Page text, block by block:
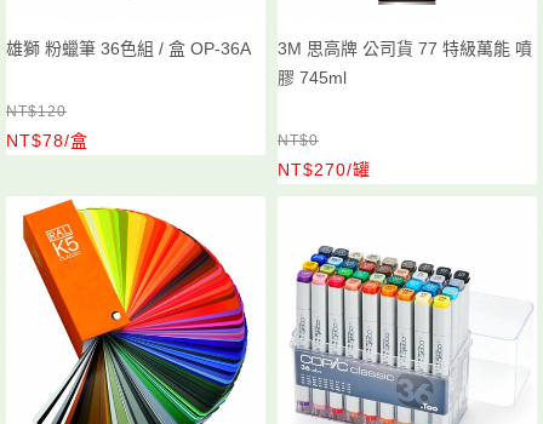
雄獅 粉蠟筆 36色組 / 盒 OP-36A
NT$120
NT$78/盒
3M 思高牌 公司貨 77 特級萬能 噴
膠 745ml
NT$0
NT$270/罐